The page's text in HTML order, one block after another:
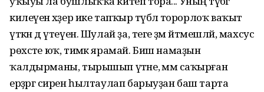
килеүенә хәҙер ике тапҡыр тәүбәлә торорлоҡ ваҡыт
үткән дә үтеүен. Шулай ҙа, теге әҙәм әйтмешләй, махсус
рөхсәте юҡ, тимәк ярамай. Биш намаҙын
ҡалдырманы, тырышып үтәне, әммә саҡырған
ерҙәргә сирен һылтаулап барыуҙан баш тарта